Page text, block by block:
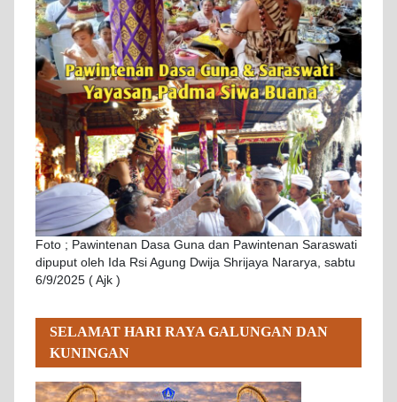
Foto ; Pawintenan Dasa Guna dan Pawintenan Saraswati
dipuput oleh Ida Rsi Agung Dwija Shrijaya Nararya, sabtu
6/9/2025 ( Ajk )
SELAMAT HARI RAYA GALUNGAN DAN
KUNINGAN